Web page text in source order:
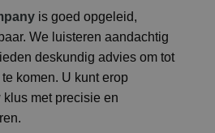
is goed opgeleid,
We luisteren aandachtig
deskundig advies om tot
komen. U kunt erop
met precisie en